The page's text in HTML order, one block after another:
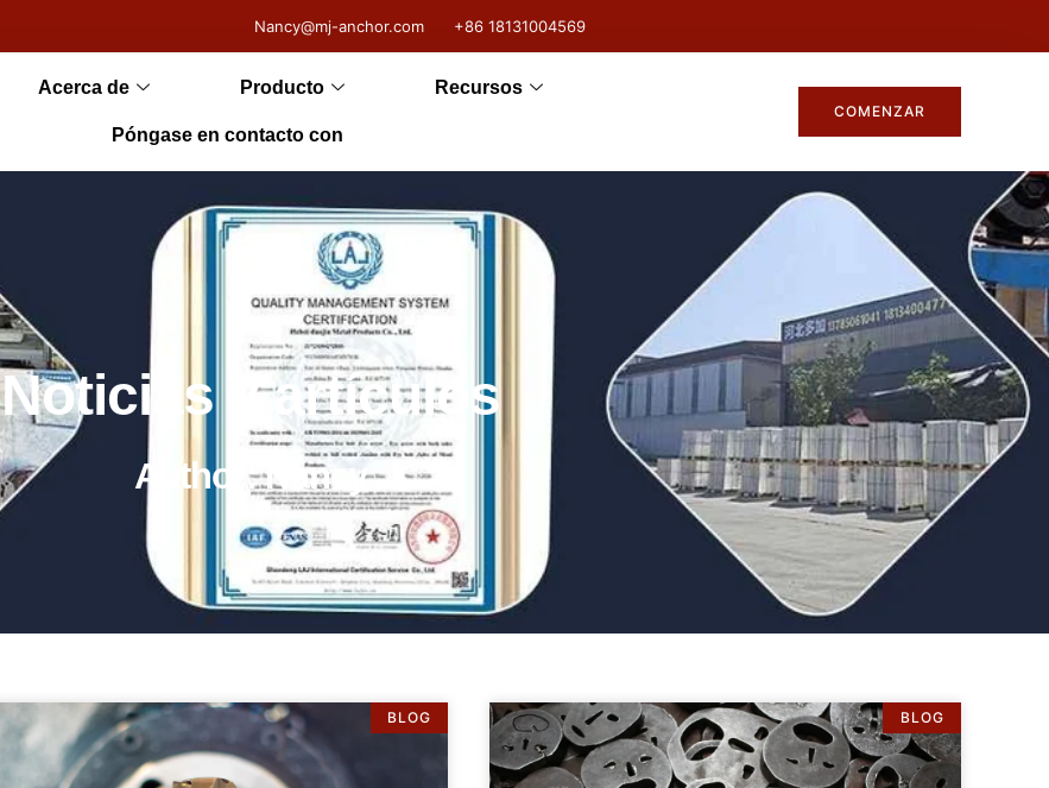
Nancy@mj-anchor.com +86 18131004569
Acerca de Producto Recursos
Póngase en contacto con
COMENZAR
Noticias y artículos
Author:Nancy
BLOG BLOG